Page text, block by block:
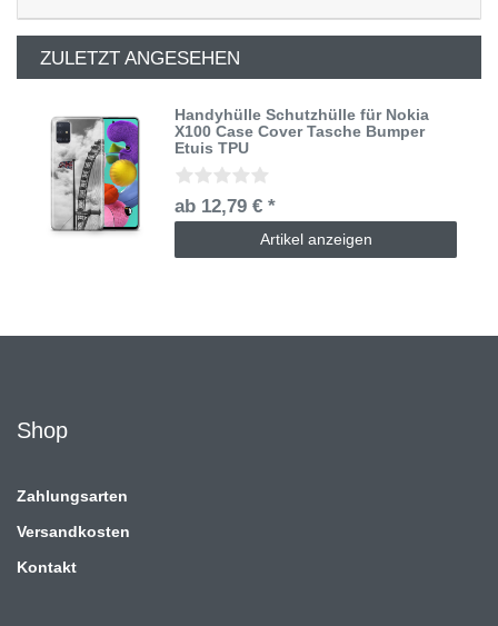
ZULETZT ANGESEHEN
Handyhülle Schutzhülle für Nokia
X100 Case Cover Tasche Bumper
Etuis TPU
ab 12,79 € *
Artikel anzeigen
Shop
Zahlungsarten
Versandkosten
Kontakt